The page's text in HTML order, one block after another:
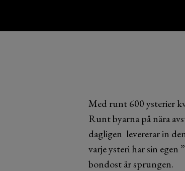
Med runt 600 ysterier
Runt byarna på nära
dagligen levererar in
varje ysteri har sin
bondost är sprungen.